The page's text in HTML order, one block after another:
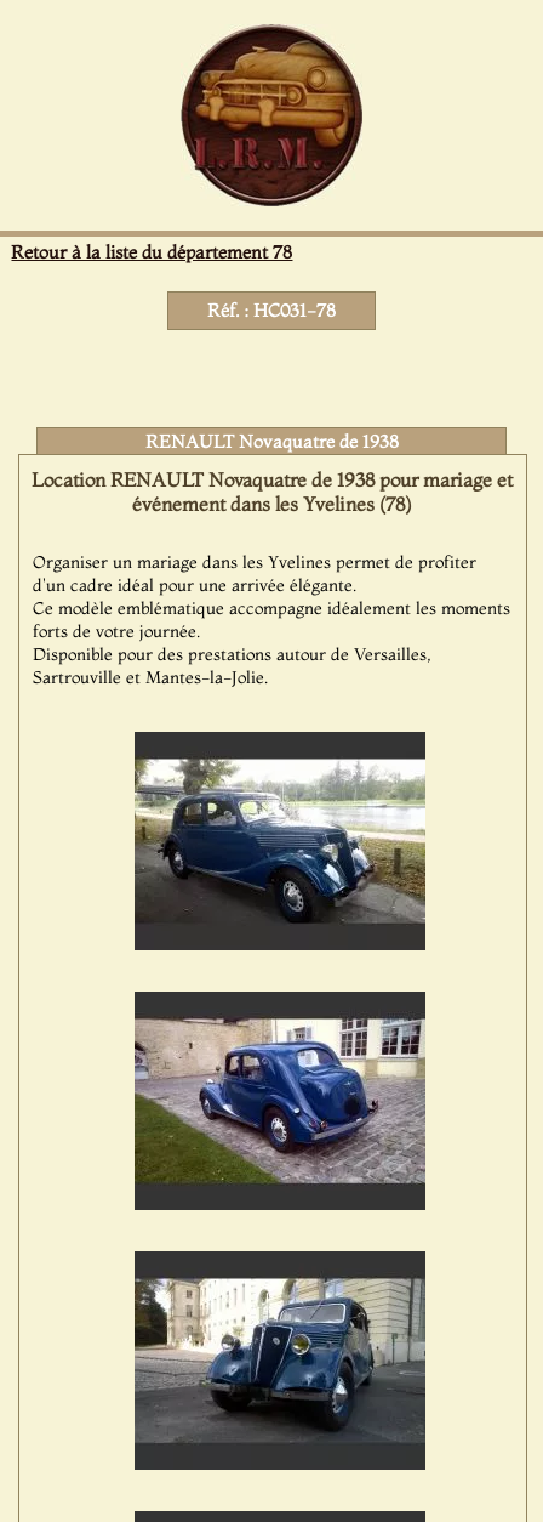
Retour à la liste du département 78
Réf. : HC031-78
RENAULT Novaquatre de 1938
Location RENAULT Novaquatre de 1938 pour mariage et
événement dans les Yvelines (78)
Organiser un mariage dans les Yvelines permet de profiter
d'un cadre idéal pour une arrivée élégante.
Ce modèle emblématique accompagne idéalement les moments
forts de votre journée.
Disponible pour des prestations autour de Versailles,
Sartrouville et Mantes-la-Jolie.